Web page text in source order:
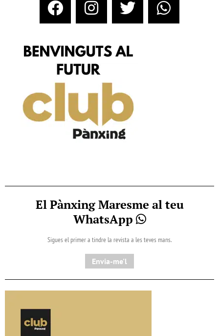
El Pànxing Maresme al teu
WhatsApp
Sigues el primer a tindre la revista a les teves mans.
Envia-me'l